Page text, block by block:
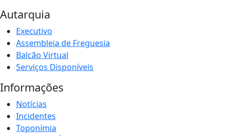
Autarquia
Executivo
Assembleia de Freguesia
Balcão Virtual
Serviços Disponíveis
Informações
Notícias
Incidentes
Toponímia